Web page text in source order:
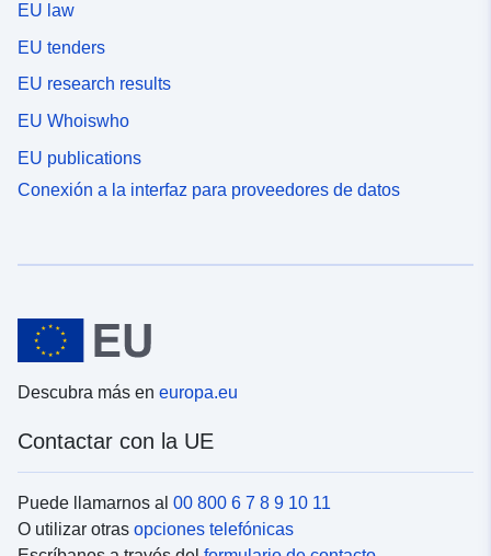
EU law
EU tenders
EU research results
EU Whoiswho
EU publications
Conexión a la interfaz para proveedores de datos
Descubra más en europa.eu
Contactar con la UE
Puede llamarnos al 00 800 6 7 8 9 10 11
O utilizar otras opciones telefónicas